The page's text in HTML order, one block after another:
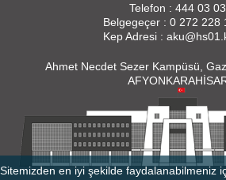
Sitemizden en iyi şekilde faydalanabilmeniz
Telefon : 444 03 03
Belgegeçer : 0 272 228
Kep Adresi :
Ahmet Necdet Sezer Kampüsü,